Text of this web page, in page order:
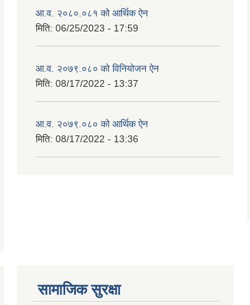
आ.व. २०८०.०८१ को आर्थिक ऐन
मिति: 06/25/2023 - 17:59
आ.व. २०७९.०८० को विनियोजन ऐन
मिति: 08/17/2022 - 13:37
आ.व. २०७९.०८० को आर्थिक ऐन
मिति: 08/17/2022 - 13:36
सामाजिक सुरक्षा